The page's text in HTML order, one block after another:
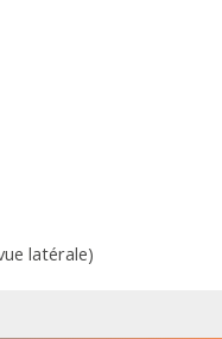
latérale)